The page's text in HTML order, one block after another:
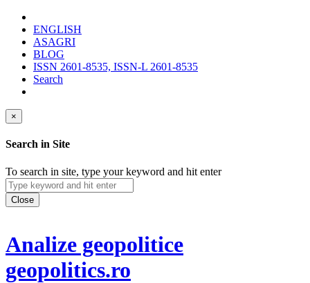
ENGLISH
ASAGRI
BLOG
ISSN 2601-8535, ISSN-L 2601-8535
Search
×
Search in Site
To search in site, type your keyword and hit enter
Close
Analize geopolitice
geopolitics.ro